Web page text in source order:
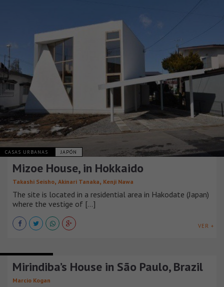
CASAS URBANAS JAPÓN
Mizoe House, in Hokkaido
Takashi Seisho, Akinari Tanaka, Kenji Nawa
The site is located in a residential area in Hakodate (Japan)
where the vestige of [...]
VER +
Mirindiba’s House in São Paulo, Brazil
Marcio Kogan